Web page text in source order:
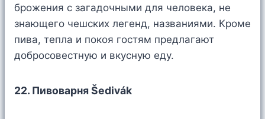
брожения с загадочными для человека, не
знающего чешских легенд, названиями. Кроме
пива, тепла и покоя гостям предлагают
добросовестную и вкусную еду.
22. Пивоварня Šedivák